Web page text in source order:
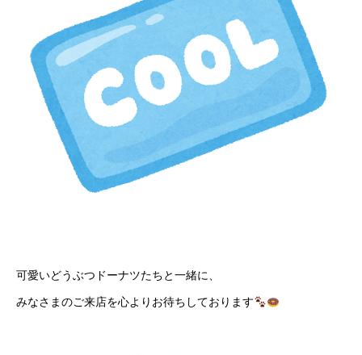
可愛いどうぶつドーナツたちと一緒に、
みなさまのご来店を心よりお待ちしております